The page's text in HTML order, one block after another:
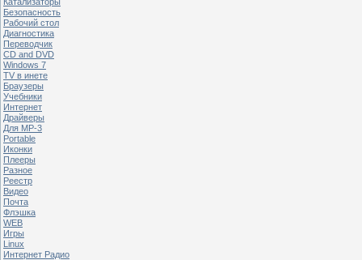
Безопасность
Рабочий стол
Диагностика
Переводчик
CD and DVD
Windows 7
TV в инете
Браузеры
Учебники
Интернет
Драйверы
Для MP-3
Portable
Иконки
Плееры
Разное
Реестр
Видео
Почта
Флэшка
WEB
Игры
Linux
Интернет Радио